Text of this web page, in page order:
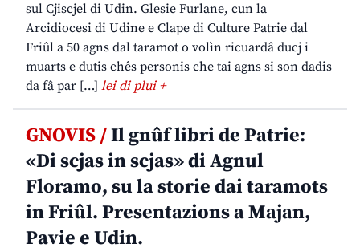
sul Cjiscjel di Udin. Glesie Furlane, cun la
Arcidiocesi di Udine e Clape di Culture Patrie dal
Friûl a 50 agns dal taramot o volìn ricuardâ ducj i
muarts e dutis chês personis che tai agns si son dadis
da fâ par […] lei di plui +
GNOVIS /Il gnûf libri de Patrie:
«Di scjas in scjas» di Agnul
Floramo, su la storie dai taramots
in Friûl. Presentazions a Majan,
Pavie e Udin.